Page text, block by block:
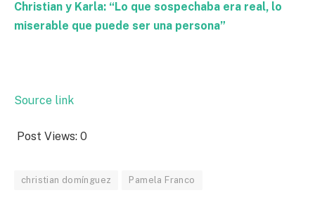
Christian y Karla: “Lo que sospechaba era real, lo
miserable que puede ser una persona”
Source link
Post Views: 0
christian domínguez Pamela Franco